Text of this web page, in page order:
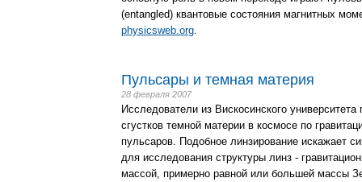
(entangled) квантовые состояния магнитных
physicsweb.org.
Пульсары и темная материя
28 февраля 2007
Исследователи из Вискосинского
сгустков темной материи в космосе по
пульсаров. Подобное линзирование искажает
для исследования структуры линз -
массой, примерно равной или большей массы